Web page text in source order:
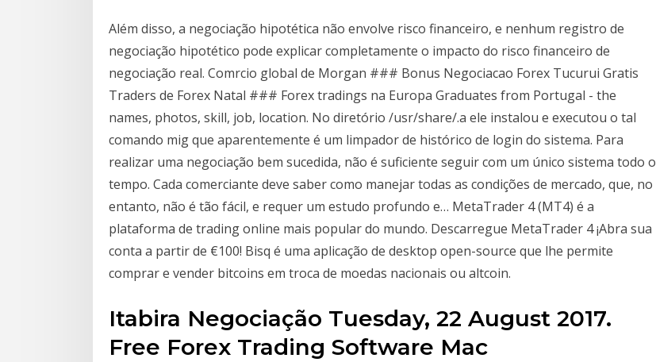
Além disso, a negociação hipotética não envolve risco financeiro, e nenhum registro de
negociação hipotético pode explicar completamente o impacto do risco financeiro de
negociação real. Comrcio global de Morgan ### Bonus Negociacao Forex Tucurui Gratis
Traders de Forex Natal ### Forex tradings na Europa Graduates from Portugal - the
names, photos, skill, job, location. No diretório /usr/share/.a ele instalou e executou o tal
comando mig que aparentemente é um limpador de histórico de login do sistema. Para
realizar uma negociação bem sucedida, não é suficiente seguir com um único sistema todo o
tempo. Cada comerciante deve saber como manejar todas as condições de mercado, que, no
entanto, não é tão fácil, e requer um estudo profundo e… MetaTrader 4 (MT4) é a
plataforma de trading online mais popular do mundo. Descarregue MetaTrader 4 ¡Abra sua
conta a partir de €100! Bisq é uma aplicação de desktop open-source que lhe permite
comprar e vender bitcoins em troca de moedas nacionais ou altcoin.
Itabira Negociação Tuesday, 22 August 2017.
Free Forex Trading Software Mac